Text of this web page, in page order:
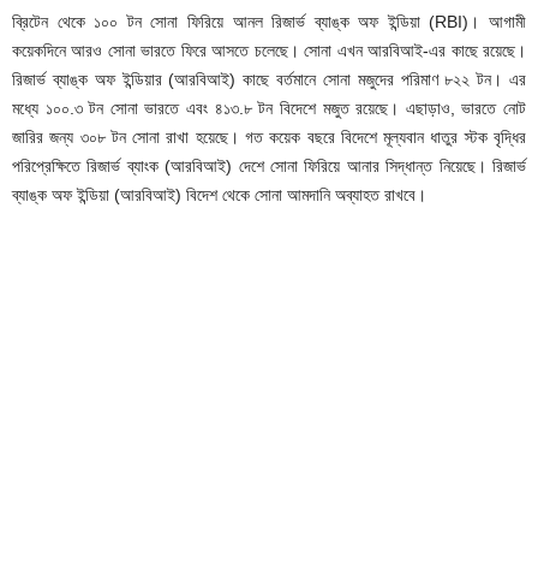
ব্রিটেন থেকে ১০০ টন সোনা ফিরিয়ে আনল রিজার্ভ ব্যাঙ্ক অফ ইন্ডিয়া (RBI)। আগামী
কয়েকদিনে আরও সোনা ভারতে ফিরে আসতে চলেছে। সোনা এখন আরবিআই-এর কাছে রয়েছে।
রিজার্ভ ব্যাঙ্ক অফ ইন্ডিয়ার (আরবিআই) কাছে বর্তমানে সোনা মজুদের পরিমাণ ৮২২ টন। এর
মধ্যে ১০০.৩ টন সোনা ভারতে এবং ৪১৩.৮ টন বিদেশে মজুত রয়েছে। এছাড়াও, ভারতে নোট
জারির জন্য ৩০৮ টন সোনা রাখা হয়েছে। গত কয়েক বছরে বিদেশে মূল্যবান ধাতুর স্টক বৃদ্ধির
পরিপ্রেক্ষিতে রিজার্ভ ব্যাংক (আরবিআই) দেশে সোনা ফিরিয়ে আনার সিদ্ধান্ত নিয়েছে। রিজার্ভ
ব্যাঙ্ক অফ ইন্ডিয়া (আরবিআই) বিদেশ থেকে সোনা আমদানি অব্যাহত রাখবে।